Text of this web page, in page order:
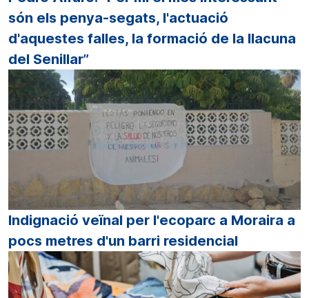
són els penya-segats, l'actuació
d'aquestes falles, la formació de la llacuna
del Senillar”
Indignació veïnal per l'ecoparc a Moraira a
pocs metres d'un barri residencial